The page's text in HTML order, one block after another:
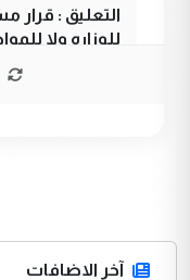
التعليق : قرار
للوزاره ولا
جنسية الرافد
ابا فرات ...
آخر الاضافات